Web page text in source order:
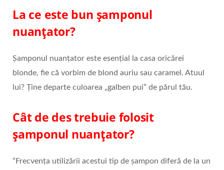
La ce este bun șamponul
nuanțator?
Șamponul nuanțator este esențial la casa oricărei
blonde, fie că vorbim de blond auriu sau caramel. Atuul
lui? Ține departe culoarea „galben pui” de părul tău.
Cât de des trebuie folosit
șamponul nuanțator?
”Frecvența utilizării acestui tip de șampon diferă de la un